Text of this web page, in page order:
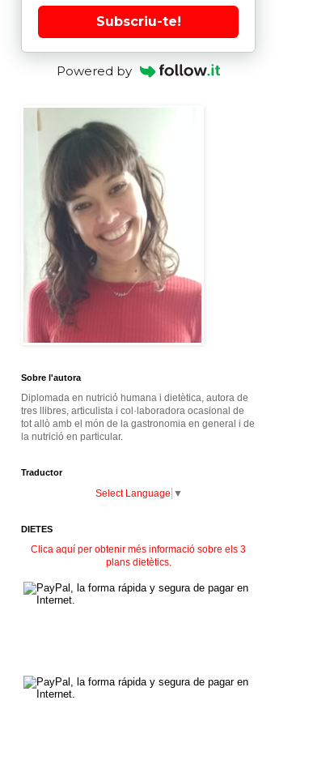
Subscriu-te!
Powered by
Sobre l'autora
Diplomada en nutrició humana i dietètica, autora de
tres llibres, articulista i col·laboradora ocasional de
tot allò amb el món de la gastronomia en general i de
la nutrició en particular.
Traductor
Select Language ▼
DIETES
Clica aquí per obtenir més informació sobre els 3
plans dietètics.